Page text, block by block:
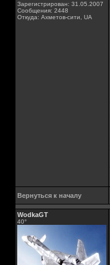
Зарегистрирован: 31.05.2007
Сообщения: 2448
Откуда: Ахметов-сити, UA
Вернуться к началу
WodkaGT
40°